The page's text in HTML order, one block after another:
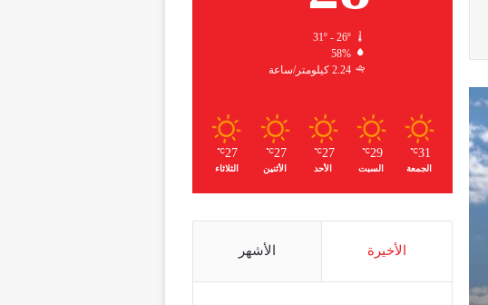
31º - 26º
58%
2.24 كيلومتر/ساعة
31
℃
الجمعة
29
℃
السبت
27
℃
الأحد
27
℃
الأثنين
27
℃
الثلاثاء
الأخيرة الأشهر